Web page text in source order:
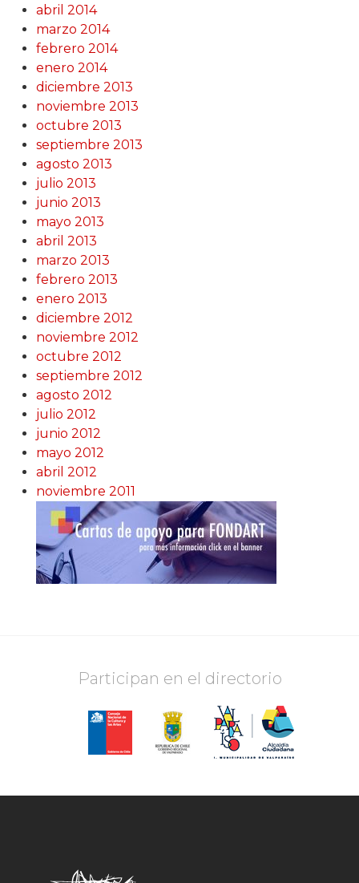
abril 2014
marzo 2014
febrero 2014
enero 2014
diciembre 2013
noviembre 2013
octubre 2013
septiembre 2013
agosto 2013
julio 2013
junio 2013
mayo 2013
abril 2013
marzo 2013
febrero 2013
enero 2013
diciembre 2012
noviembre 2012
octubre 2012
septiembre 2012
agosto 2012
julio 2012
junio 2012
mayo 2012
abril 2012
noviembre 2011
Participan en el directorio